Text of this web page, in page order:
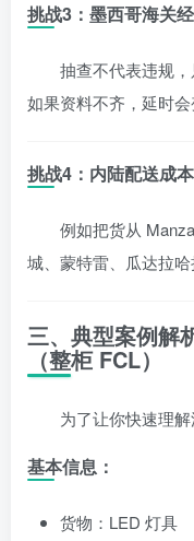
挑战3：墨西哥海关
抽查不代表违规，
如果资料不齐，延时会
挑战4：内陆配送成
例如把货从
城、蒙特雷、瓜达拉哈
三、典型案例解
（整柜 FCL）
为了让你快速理
基本信息：
货物：LED 灯具